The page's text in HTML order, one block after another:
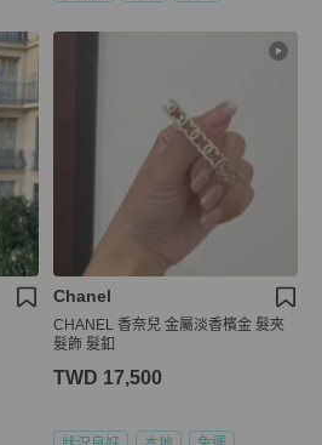
Chanel
CHANEL 香奈兒 金屬淡香檳金 髮夾
髮飾 髮釦
TWD 17,500